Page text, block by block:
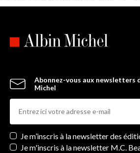
Abonnez-vous aux newsletters
Michel
Newsletters
Je m’inscris à la newsletter des
Je m'inscris à la newsletter M.C.